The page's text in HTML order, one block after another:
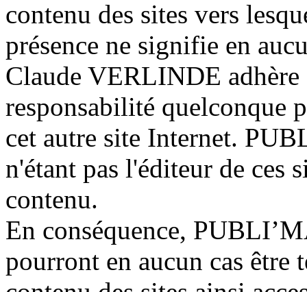
contenu des sites vers
présence ne signifie en
Claude VERLINDE adhère
responsabilité quelconque
cet autre site Internet.
n'étant pas l'éditeur de ces
contenu.
En conséquence,
pourront en aucun cas être